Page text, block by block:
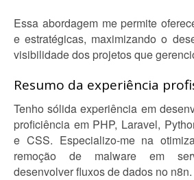
Essa abordagem me permite
e estratégicas, maximizando o
visibilidade dos projetos que
Resumo da experiência
Tenho sólida experiência em
proficiência em PHP, Laravel,
e CSS. Especializo-me na
remoção de malware em
desenvolver fluxos de dados no n8n.